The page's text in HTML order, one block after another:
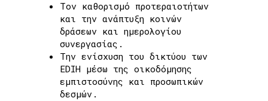
Τον καθορισμό προτεραιοτήτων
και την ανάπτυξη κοινών
δράσεων και ημερολογίου
συνεργασίας.
Την ενίσχυση του δικτύου των
EDIH μέσω της οικοδόμησης
εμπιστοσύνης και προσωπικών
δεσμών.